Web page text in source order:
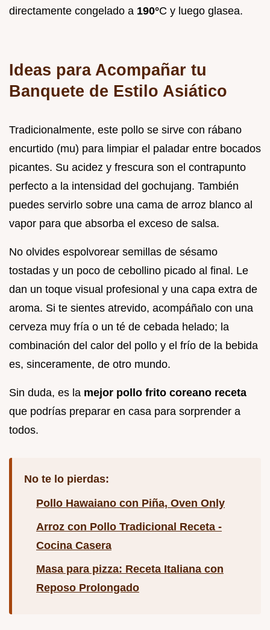
directamente congelado a 190°C y luego glasea.
Ideas para Acompañar tu
Banquete de Estilo Asiático
Tradicionalmente, este pollo se sirve con rábano
encurtido (mu) para limpiar el paladar entre bocados
picantes. Su acidez y frescura son el contrapunto
perfecto a la intensidad del gochujang. También
puedes servirlo sobre una cama de arroz blanco al
vapor para que absorba el exceso de salsa.
No olvides espolvorear semillas de sésamo
tostadas y un poco de cebollino picado al final. Le
dan un toque visual profesional y una capa extra de
aroma. Si te sientes atrevido, acompáñalo con una
cerveza muy fría o un té de cebada helado; la
combinación del calor del pollo y el frío de la bebida
es, sinceramente, de otro mundo.
Sin duda, es la mejor pollo frito coreano receta
que podrías preparar en casa para sorprender a
todos.
No te lo pierdas:
Pollo Hawaiano con Piña, Oven Only
Arroz con Pollo Tradicional Receta -
Cocina Casera
Masa para pizza: Receta Italiana con
Reposo Prolongado